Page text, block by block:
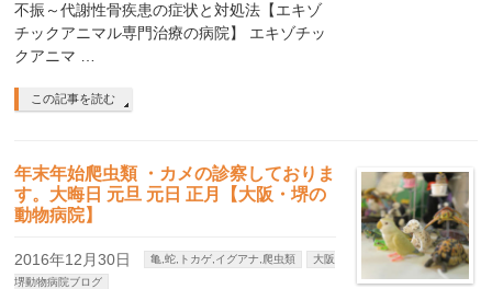
不振～代謝性骨疾患の症状と対処法【エキゾ
チックアニマル専門治療の病院】 エキゾチッ
クアニマ …
この記事を読む
年末年始爬虫類 ・カメの診察しておりま
す。大晦日 元旦 元日 正月【大阪・堺の
動物病院】
2016年12月30日 亀,蛇,トカゲ,イグアナ,爬虫類
大阪
堺動物病院ブログ